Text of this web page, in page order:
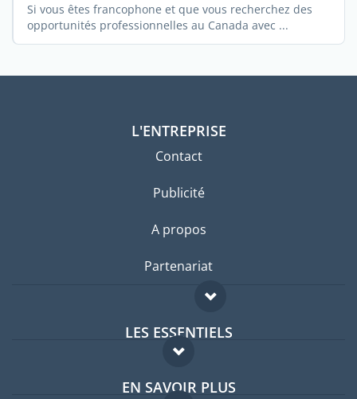
Si vous êtes francophone et que vous recherchez des
opportunités professionnelles au Canada avec ...
L'ENTREPRISE
Contact
Publicité
A propos
Partenariat
LES ESSENTIELS
Forum expatriés
Guides pays
EN SAVOIR PLUS